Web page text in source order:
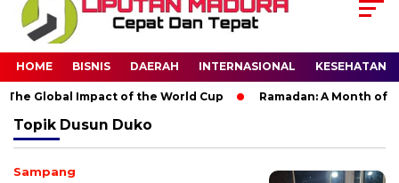
HOME BISNIS DAERAH INTERNASIONAL KESEHATAN
Global Impact of the World Cup Ramadan: A Month of
Topik Dusun Duko
Sampang